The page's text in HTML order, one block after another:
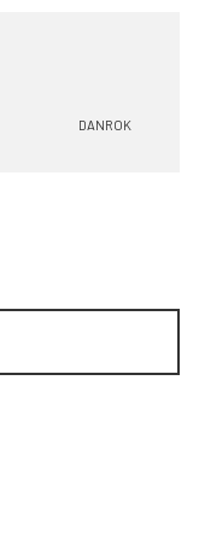
DANROK